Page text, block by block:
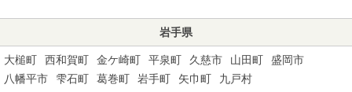
岩手県
大槌町 西和賀町 金ケ崎町 平泉町 久慈市 山田町
盛岡市
八幡平市
雫石町 葛巻町 岩手町 矢巾町 九戸村